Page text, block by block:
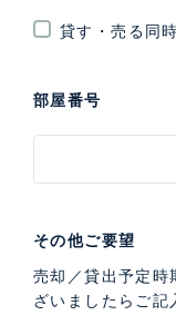
貸す・売る同
部屋番号
その他ご要望
売却／貸出予定時
ざいましたらご記